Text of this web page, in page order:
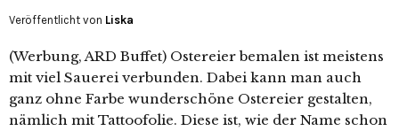
Veröffentlicht von Liska
(Werbung, ARD Buffet) Ostereier bemalen ist meistens
mit viel Sauerei verbunden. Dabei kann man auch
ganz ohne Farbe wunderschöne Ostereier gestalten,
nämlich mit Tattoofolie. Diese ist, wie der Name schon